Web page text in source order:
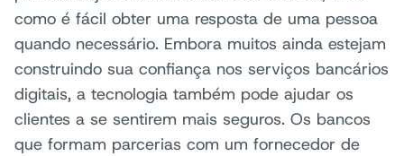
como é fácil obter uma resposta de uma pessoa
quando necessário. Embora muitos ainda estejam
construindo sua confiança nos serviços bancários
digitais, a tecnologia também pode ajudar os
clientes a se sentirem mais seguros. Os bancos
que formam parcerias com um fornecedor de